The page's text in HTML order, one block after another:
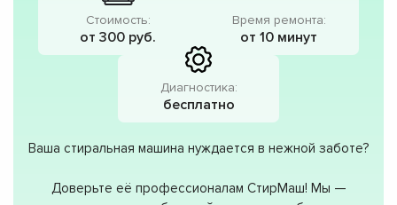
Стоимость:
от 300 руб.
Время ремонта:
от 10 минут
Диагностика:
бесплатно
Ваша стиральная машина нуждается в нежной заботе?
Доверьте её профессионалам СтирМаш! Мы —